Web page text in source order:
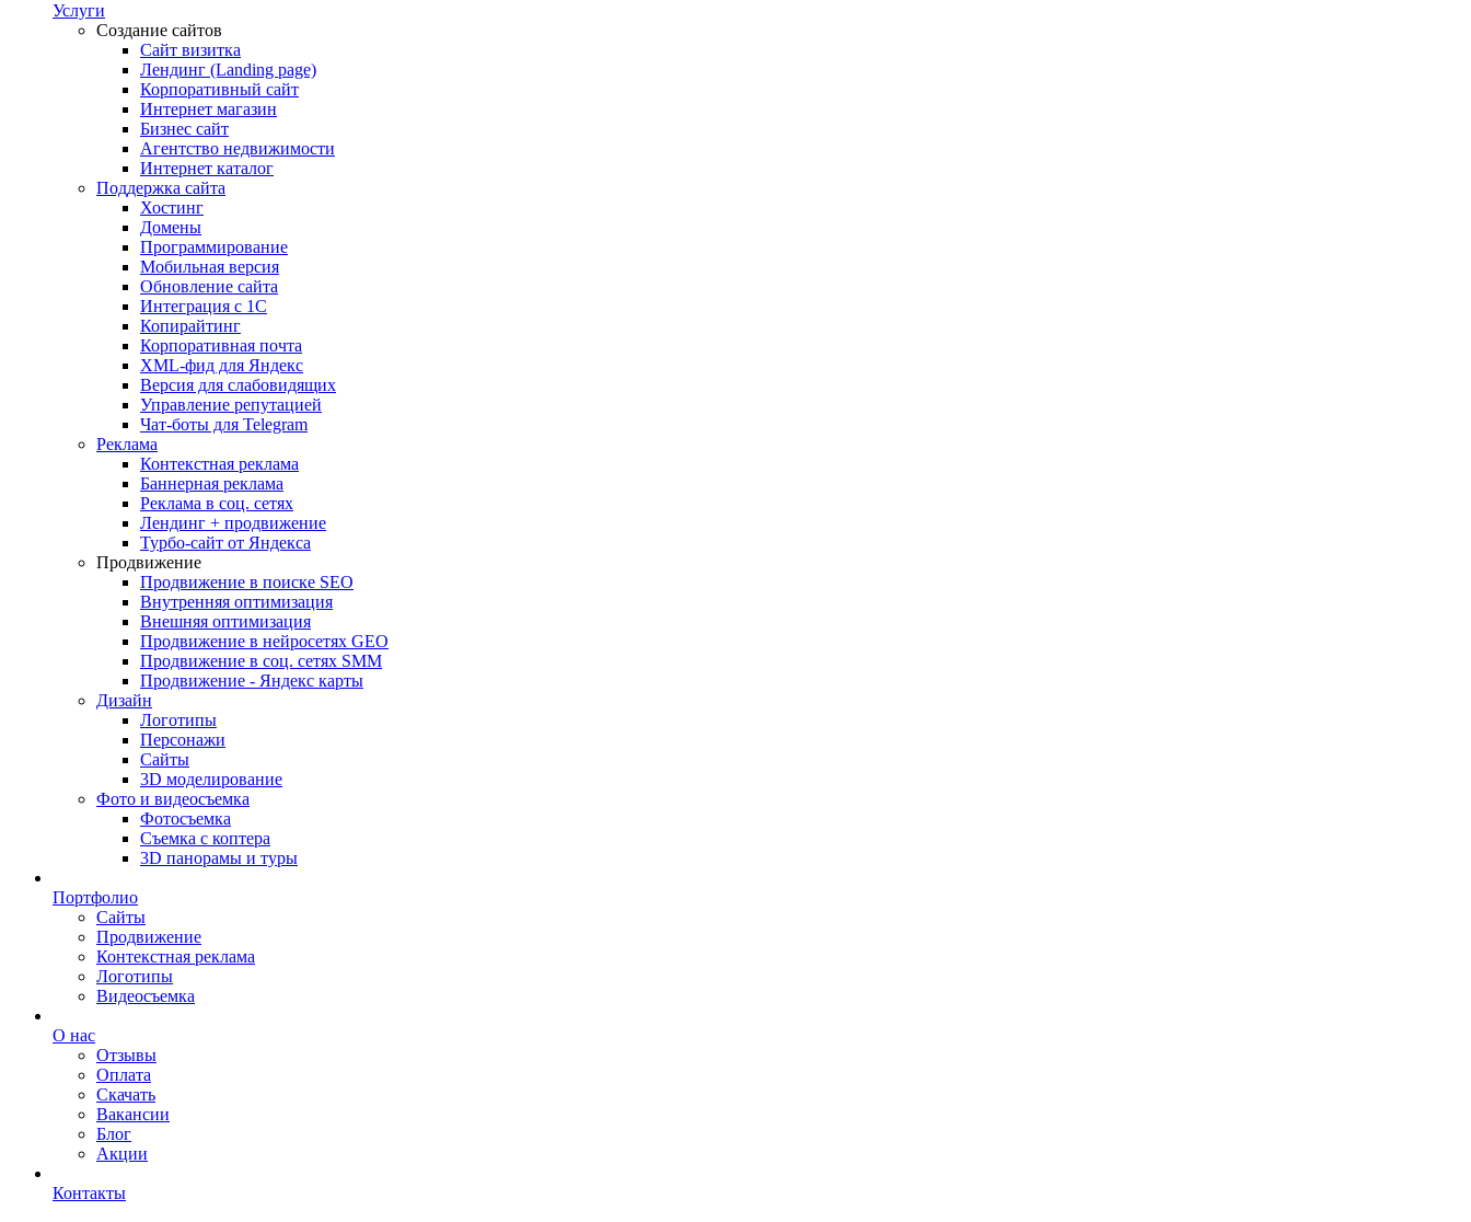
Услуги
Создание сайтов
Сайт визитка
Лендинг (Landing page)
Корпоративный сайт
Интернет магазин
Бизнес сайт
Агентство недвижимости
Интернет каталог
Поддержка сайта
Хостинг
Домены
Программирование
Мобильная версия
Обновление сайта
Интеграция с 1С
Копирайтинг
Корпоративная почта
XML-фид для Яндекс
Версия для слабовидящих
Управление репутацией
Чат-боты для Telegram
Реклама
Контекстная реклама
Баннерная реклама
Реклама в соц. сетях
Лендинг + продвижение
Турбо-сайт от Яндекса
Продвижение
Продвижение в поиске SEO
Внутренняя оптимизация
Внешняя оптимизация
Продвижение в нейросетях GEO
Продвижение в соц. сетях SMM
Продвижение - Яндекс карты
Дизайн
Логотипы
Персонажи
Сайты
3D моделирование
Фото и видеосъемка
Фотосъемка
Съемка с коптера
3D панорамы и туры
Портфолио
Сайты
Продвижение
Контекстная реклама
Логотипы
Видеосъемка
О нас
Отзывы
Оплата
Скачать
Вакансии
Блог
Акции
Контакты